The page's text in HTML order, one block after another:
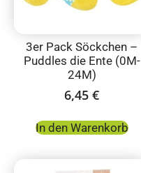
3er Pack Söckchen –
Puddles die Ente (0M-
24M)
6,45 €
In den Warenkorb